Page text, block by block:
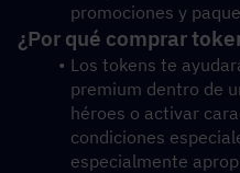
promociones y
¿Por qué comprar
Los tokens te
premium dentro de
héroes o activar
condiciones
especialmente